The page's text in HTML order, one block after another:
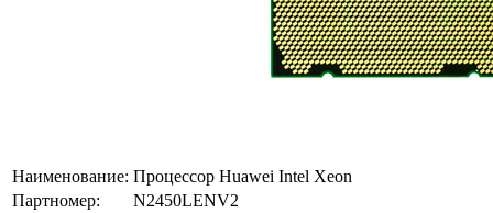
Наименование: Процессор Huawei Intel Xeon
Партномер:
N2450LENV2